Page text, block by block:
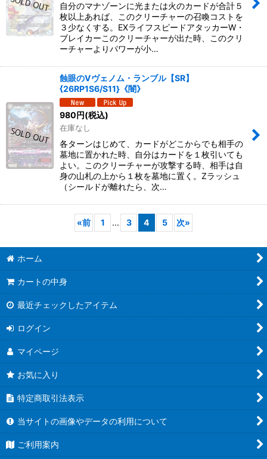
自分のマナゾーンに光または火のカードが合計５
枚以上あれば、このクリーチャーの召喚コストを
３少なくする。EXライフスピードアタッカーW・
ブレイカーこのクリーチャーが出た時、このクリ
ーチャーよりパワーが小…
蝕眼のVヴェノム・ランブル【SR】
{26RP1S6/S11}《闇》
980円(税込)
在庫なし
各ターンはじめて、カードがどこからでも相手の
墓地に置かれた時、自分はカードを１枚引いても
よい。このクリーチャーが攻撃する時、相手は自
身の山札の上から１枚を墓地に置く。Zラッシュ
（シールドが離れたら、次…
«前 1 ... 3 4 5 次»
ホーム
カートの中身
最近チェックしたアイテム
ログイン
マイページ
お気に入り
特定商取引法表示
当サイトの画像やデータの利用について
ご利用案内